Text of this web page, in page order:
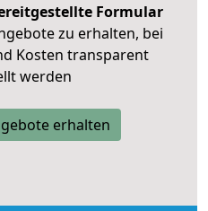
Formular
zu erhalten, bei
Kosten transparent
werden
erhalten